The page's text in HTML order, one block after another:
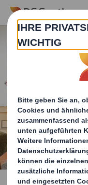
Skip to main content